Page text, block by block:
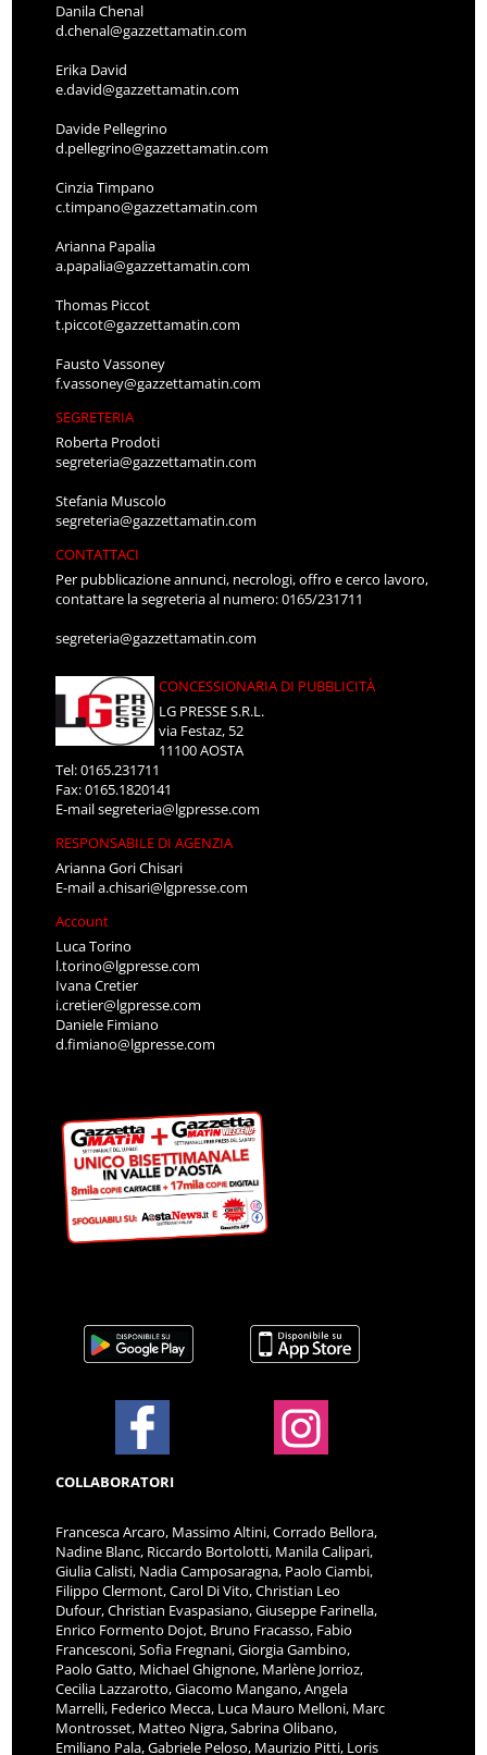
Danila Chenal
d.chenal@gazzettamatin.com
Erika David
e.david@gazzettamatin.com
Davide Pellegrino
d.pellegrino@gazzettamatin.com
Cinzia Timpano
c.timpano@gazzettamatin.com
Arianna Papalia
a.papalia@gazzettamatin.com
Thomas Piccot
t.piccot@gazzettamatin.com
Fausto Vassoney
f.vassoney@gazzettamatin.com
SEGRETERIA
Roberta Prodoti
segreteria@gazzettamatin.com
Stefania Muscolo
segreteria@gazzettamatin.com
CONTATTACI
Per pubblicazione annunci, necrologi, offro e cerco lavoro,
contattare la segreteria al numero: 0165/231711
segreteria@gazzettamatin.com
CONCESSIONARIA DI PUBBLICITÀ
LG PRESSE S.R.L.
via Festaz, 52
11100 AOSTA
Tel: 0165.231711
Fax: 0165.1820141
E-mailsegreteria@lgpresse.com
RESPONSABILE DI AGENZIA
Arianna Gori Chisari
E-maila.chisari@lgpresse.com
Account
Luca Torino
l.torino@lgpresse.com
Ivana Cretier
i.cretier@lgpresse.com
Daniele Fimiano
d.fimiano@lgpresse.com
COLLABORATORI
Francesca Arcaro, Massimo Altini, Corrado Bellora,
Nadine Blanc, Riccardo Bortolotti, Manila Calipari,
Giulia Calisti, Nadia Camposaragna, Paolo Ciambi,
Filippo Clermont, Carol Di Vito, Christian Leo
Dufour, Christian Evaspasiano, Giuseppe Farinella,
Enrico Formento Dojot, Bruno Fracasso, Fabio
Francesconi, Sofia Fregnani, Giorgia Gambino,
Paolo Gatto, Michael Ghignone, Marlène Jorrioz,
Cecilia Lazzarotto, Giacomo Mangano, Angela
Marrelli, Federico Mecca, Luca Mauro Melloni, Marc
Montrosset, Matteo Nigra, Sabrina Olibano,
Emiliano Pala, Gabriele Peloso, Maurizio Pitti, Loris